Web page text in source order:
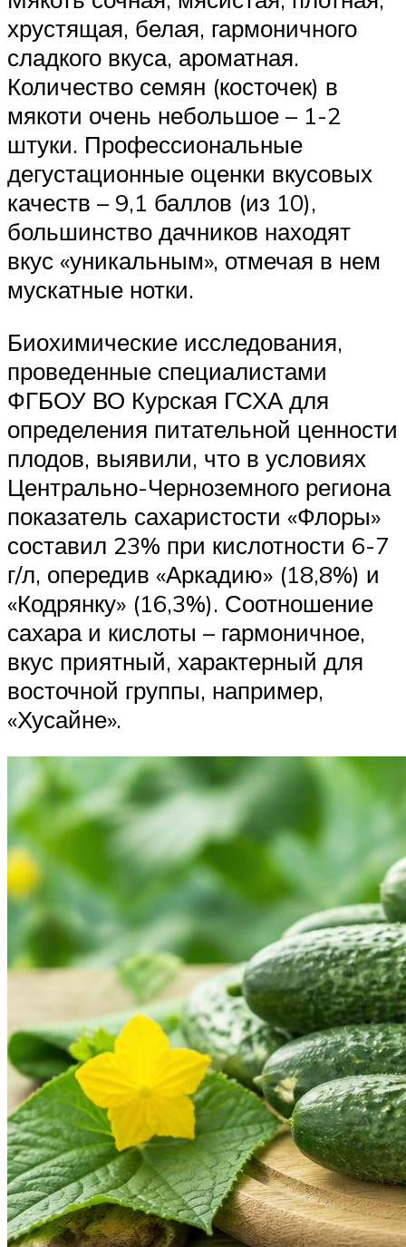
хрустящая, белая, гармоничного
сладкого вкуса, ароматная.
Количество семян (косточек) в
мякоти очень небольшое – 1-2
штуки. Профессиональные
дегустационные оценки вкусовых
качеств – 9,1 баллов (из 10),
большинство дачников находят
вкус «уникальным», отмечая в нем
мускатные нотки.
Биохимические исследования,
проведенные специалистами
ФГБОУ ВО Курская ГСХА для
определения питательной ценности
плодов, выявили, что в условиях
Центрально-Черноземного региона
показатель сахаристости «Флоры»
составил 23% при кислотности 6-7
г/л, опередив «Аркадию» (18,8%) и
«Кодрянку» (16,3%). Соотношение
сахара и кислоты – гармоничное,
вкус приятный, характерный для
восточной группы, например,
«Хусайне».